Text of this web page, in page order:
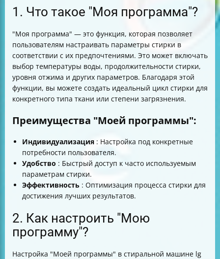
1. Что такое "Моя программа"?
"Моя программа" — это функция, которая позволяет
пользователям настраивать параметры стирки в
соответствии с их предпочтениями. Это может включать
выбор температуры воды, продолжительности стирки,
уровня отжима и других параметров. Благодаря этой
функции, вы можете создать идеальный цикл стирки для
конкретного типа ткани или степени загрязнения.
Преимущества "Моей программы":
Индивидуализация : Настройка под конкретные
потребности пользователя.
Удобство : Быстрый доступ к часто используемым
параметрам стирки.
Эффективность : Оптимизация процесса стирки для
достижения лучших результатов.
2. Как настроить "Мою
программу"?
Настройка "Моей программы" в стиральной машине lg